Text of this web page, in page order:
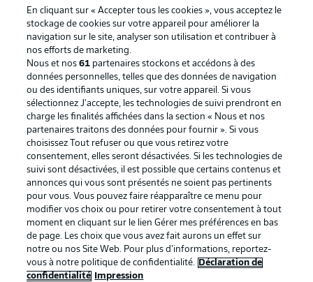
La publicité Conditions d’utilisation des
Mentions Légales Gérer mes préférences
Déclaration de
confidentialité
Diffuseurs
Travaux Contact
Impression Joueurs
En cliquant sur « Accepter tous les cookies », vous acceptez le
stockage de cookies sur votre appareil pour améliorer la
navigation sur le site, analyser son utilisation et contribuer à
nos efforts de marketing.
Nous et nos61 partenaires stockons et accédons à des
données personnelles, telles que des données de navigation
ou des identifiants uniques, sur votre appareil. Si vous
sélectionnez J'accepte, les technologies de suivi prendront en
charge les finalités affichées dans la section « Nous et nos
partenaires traitons des données pour fournir ». Si vous
choisissez Tout refuser ou que vous retirez votre
consentement, elles seront désactivées. Si les technologies de
suivi sont désactivées, il est possible que certains contenus et
annonces qui vous sont présentés ne soient pas pertinents
pour vous. Vous pouvez faire réapparaître ce menu pour
modifier vos choix ou pour retirer votre consentement à tout
moment en cliquant sur le lien Gérer mes préférences en bas
de page. Les choix que vous avez fait aurons un effet sur
notre ou nos Site Web. Pour plus d’informations, reportez-
vous à notre politique de confidentialité.
Déclaration de
confidentialité
Impression